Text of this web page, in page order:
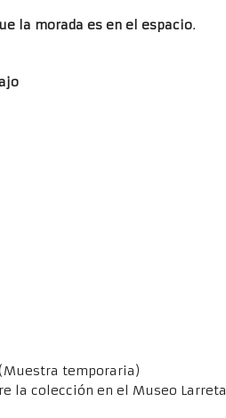
la morada es en el espacio.
temporaria)
la colección en el Museo Larreta